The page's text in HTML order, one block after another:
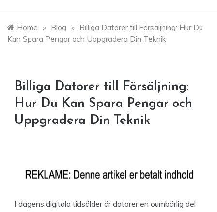
Home » Blog » Billiga Datorer till Försäljning: Hur Du
Kan Spara Pengar och Uppgradera Din Teknik
Billiga Datorer till Försäljning:
Hur Du Kan Spara Pengar och
Uppgradera Din Teknik
I dagens digitala tidsålder är datorer en oumbärlig del